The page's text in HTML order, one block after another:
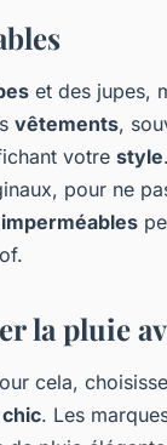
et des jupes,
vêtements,
votre style
pour ne
la pluie
cela,
chic. Les